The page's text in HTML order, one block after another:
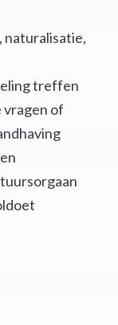
naturalisatie,
treffen
vragen of